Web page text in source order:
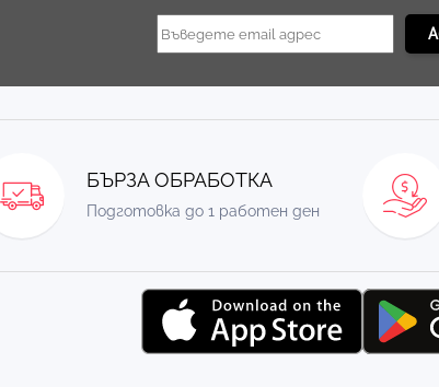
БЪРЗА ОБРАБОТКА
Подготовка до 1 работен ден